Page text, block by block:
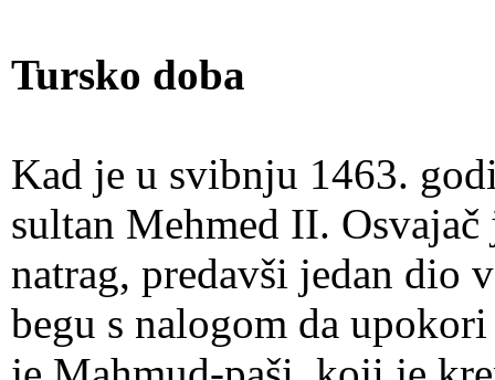
Tursko doba
Kad je u svibnju 1463.
sultan Mehmed II.
natrag, predavši jedan dio
begu s nalogom da